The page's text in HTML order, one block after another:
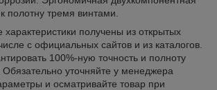
полотну тремя винтами.
получены из открытых
с официальных сайтов и из каталогов.
100%-ную точность и полноту
уточняйте у менеджера
и осматривайте товар при